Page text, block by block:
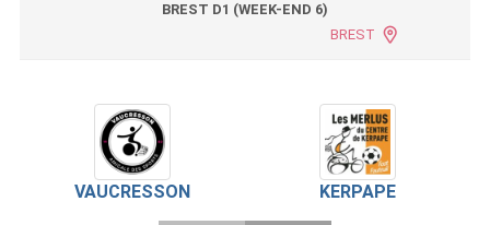
BREST D1 (WEEK-END 6)
BREST
VAUCRESSON KERPAPE